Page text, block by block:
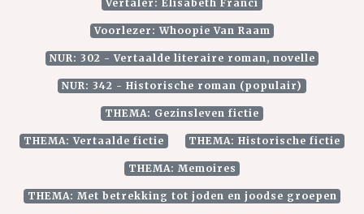
Vertaler: Elisabeth Franci
Voorlezer: Whoopie Van Raam
NUR: 302 - Vertaalde literaire roman, novelle
NUR: 342 - Historische roman (populair)
THEMA: Gezinsleven fictie
THEMA: Vertaalde fictie THEMA: Historische fictie
THEMA: Memoires
THEMA: Met betrekking tot joden en joodse groepen